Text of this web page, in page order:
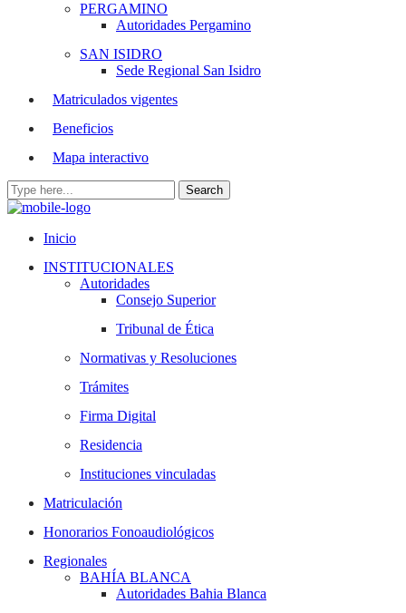
PERGAMINO
Autoridades Pergamino
SAN ISIDRO
Sede Regional San Isidro
Matriculados vigentes
Beneficios
Mapa interactivo
Inicio
INSTITUCIONALES
Autoridades
Consejo Superior
Tribunal de Ética
Normativas y Resoluciones
Trámites
Firma Digital
Residencia
Instituciones vinculadas
Matriculación
Honorarios Fonoaudiológicos
Regionales
BAHÍA BLANCA
Autoridades Bahia Blanca